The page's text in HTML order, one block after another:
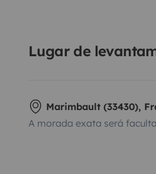
Lugar de
Marimbault (33430),
A morada exata será